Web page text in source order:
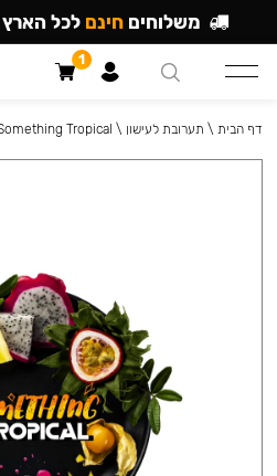
דף הבית \ תערובת לעישון \
Tropical
משלוחים חינם לכל הארץ
1